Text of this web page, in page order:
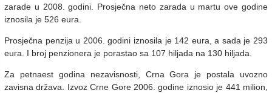
zarade u 2008. godini. Prosječna neto zarada u martu ove godine
iznosila je 526 eura.
Prosječna penzija u 2006. godini iznosila je 142 eura, a sada je 293
eura. I broj penzionera je porastao sa 107 hiljada na 130 hiljada.
Za petnaest godina nezavisnosti, Crna Gora je postala uvozno
zavisna država. Izvoz Crne Gore 2006. godine iznosio je 441 milion,